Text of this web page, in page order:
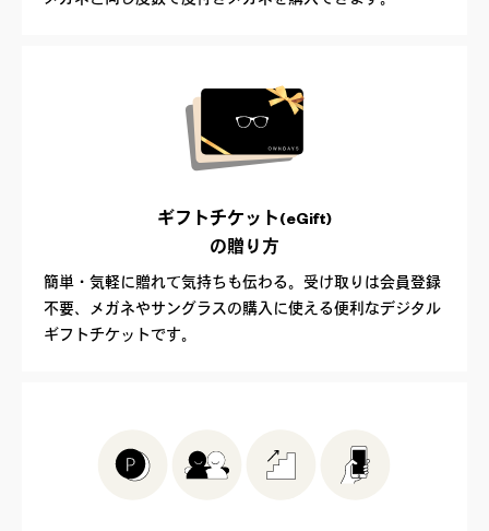
ギフトチケット(eGift)
の贈り方
簡単・気軽に贈れて気持ちも伝わる。受け取りは会員登録
不要、メガネやサングラスの購入に使える便利なデジタル
ギフトチケットです。